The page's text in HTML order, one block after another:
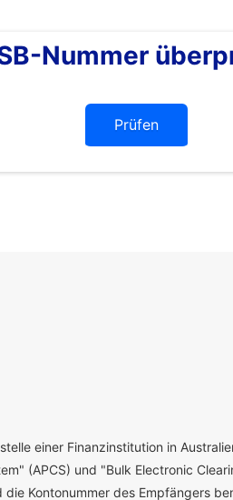
Nummer
Prüfen
einer Finanzinstitution in
(APCS) und "Bulk Electronic
Kontonummer des Empfängers